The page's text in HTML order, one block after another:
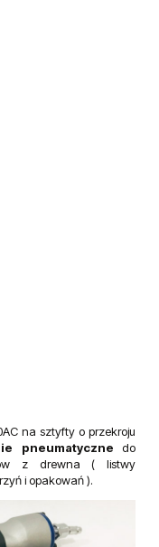
płatności
na sztyfty o przekroju
pneumatyczne do
z drewna ( listwy
i opakowań ).